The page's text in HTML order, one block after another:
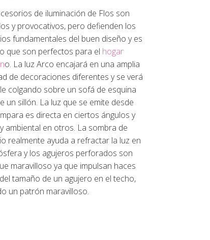
de iluminación de Flos son
y provocativos, pero defienden los
fundamentales del buen diseño y es
que son perfectos para el hogar
o. La luz Arco encajará en una amplia
de decoraciones diferentes y se verá
colgando sobre un sofá de esquina
un sillón. La luz que se emite desde
es directa en ciertos ángulos y
ambiental en otros. La sombra de
realmente ayuda a refractar la luz en
y los agujeros perforados son
maravilloso ya que impulsan haces
tamaño de un agujero en el techo,
un patrón maravilloso.